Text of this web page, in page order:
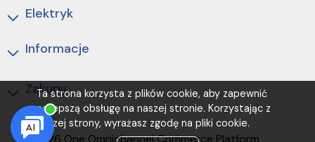
Ta strona korzysta z plików cookie, aby zapewnić
najlepszą obsługę na naszej stronie. Korzystając z
naszej strony, wyrażasz zgodę na pliki cookie.
Elektryk
Informacje
Zakupy